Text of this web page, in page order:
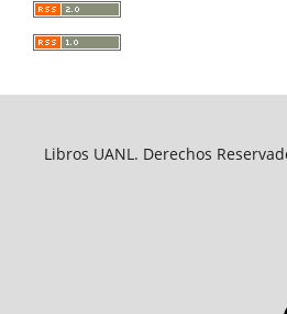
Libros UANL. Derechos